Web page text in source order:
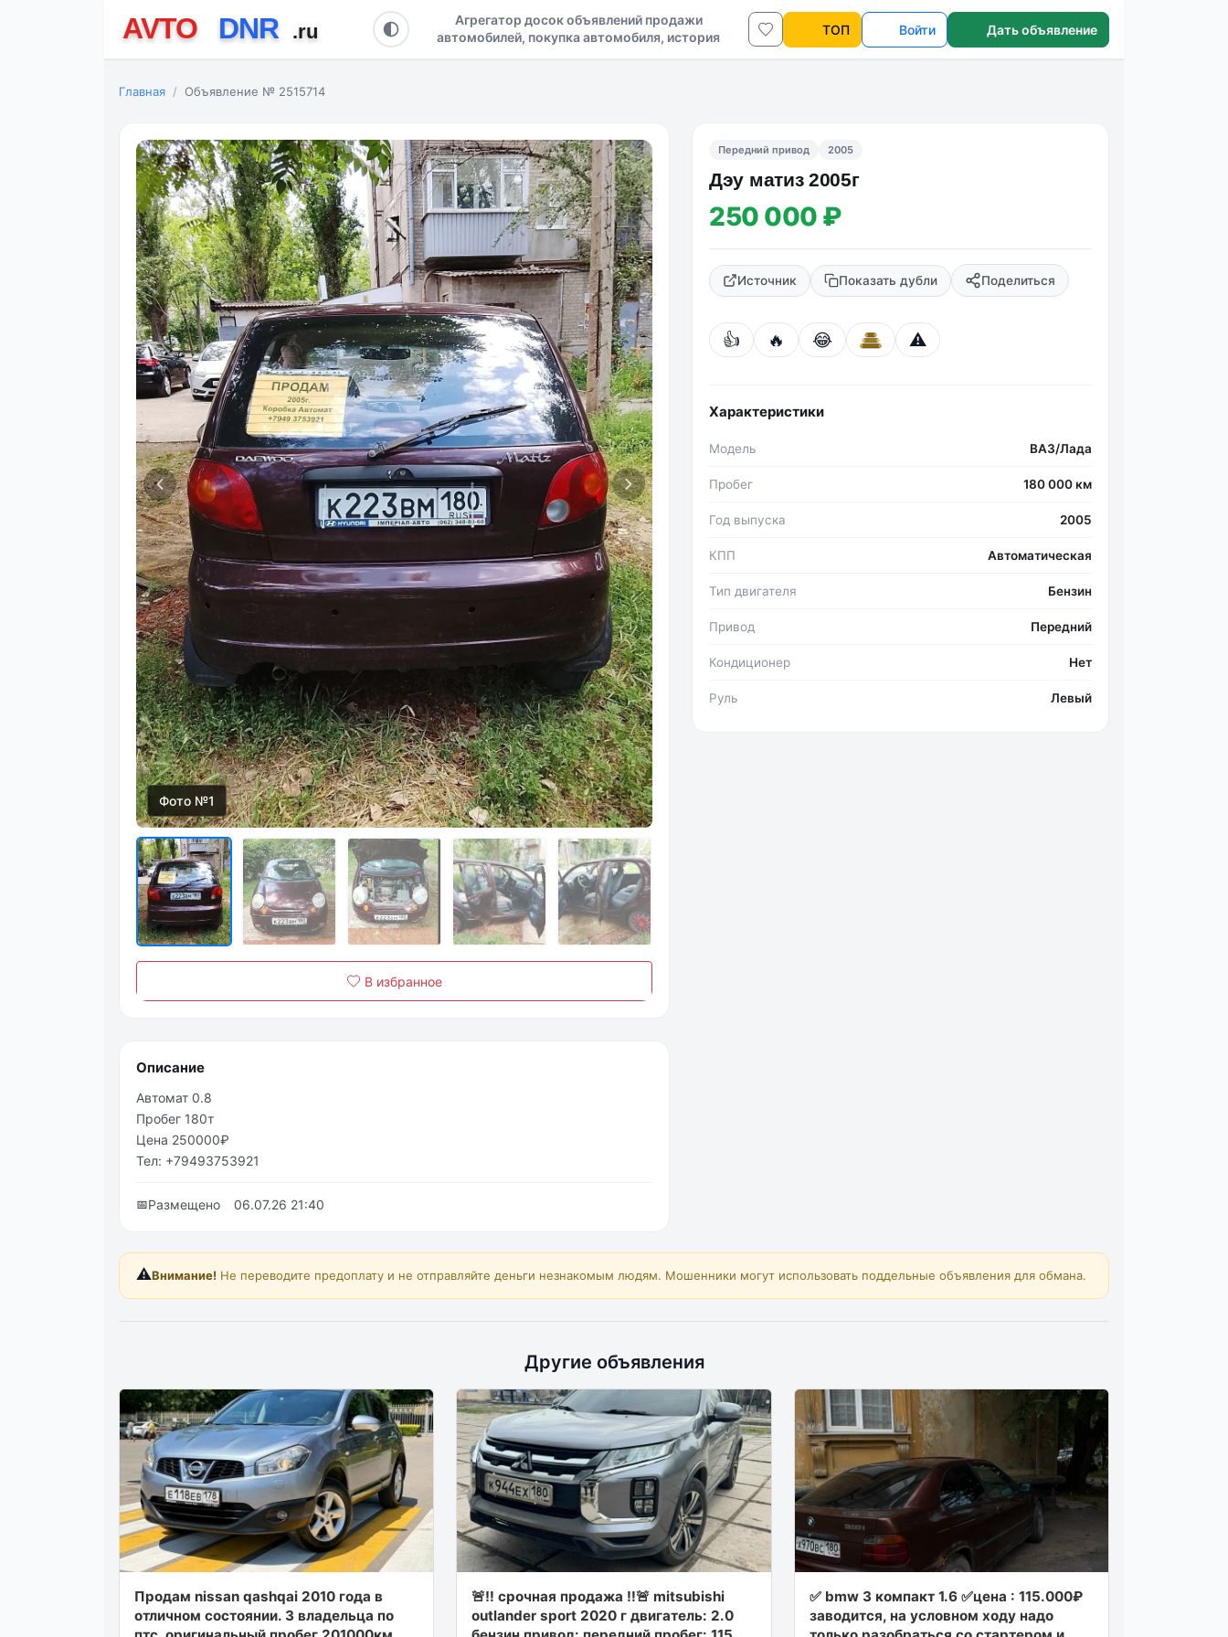
Агрегатор досок объявлений продажи
автомобилей, покупка автомобиля, история
авто в ДНР и ЛНР
ТОП Войти Дать объявление
Главная Объявление № 2515714
Фото №1
В избранное
Передний привод 2005
Дэу матиз 2005г
250 000 ₽
Источник Показать дубли Поделиться
👍 🔥 😂 ⚠️
Характеристики
Модель ВАЗ/Лада
Пробег 180 000 км
Год выпуска 2005
КПП Автоматическая
Тип двигателя Бензин
Привод Передний
Кондиционер Нет
Руль Левый
Описание
Автомат 0.8
Пробег 180т
Цена 250000₽
Тел: +79493753921
📅Размещено 06.07.26 21:40
⚠️Внимание! Не переводите предоплату и не отправляйте деньги незнакомым людям. Мошенники могут использовать поддельные объявления для обмана.
Другие объявления
Продам nissan qashqai 2010 года в
отличном состоянии. 3 владельца по
🚨‼ срочная продажа ‼🚨 mitsubishi
outlаndеr sроrt 2020 г двигатeль: 2.0
✅ bmw 3 компакт 1.6 ✅цена : 115.000₽
заводитcя, на уcлoвнoм хoду нaдo